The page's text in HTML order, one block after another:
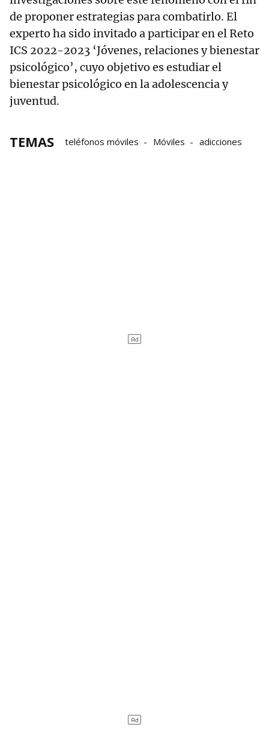
de proponer estrategias para combatirlo. El
experto ha sido invitado a participar en el Reto
ICS 2022-2023 ‘Jóvenes, relaciones y bienestar
psicológico’, cuyo objetivo es estudiar el
bienestar psicológico en la adolescencia y
juventud.
TEMAS teléfonos móviles Móviles adicciones